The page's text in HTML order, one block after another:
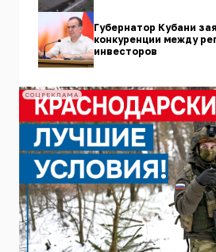
Губернатор Кубани
конкуренции между
инвесторов
СОЦРЕКЛАМА